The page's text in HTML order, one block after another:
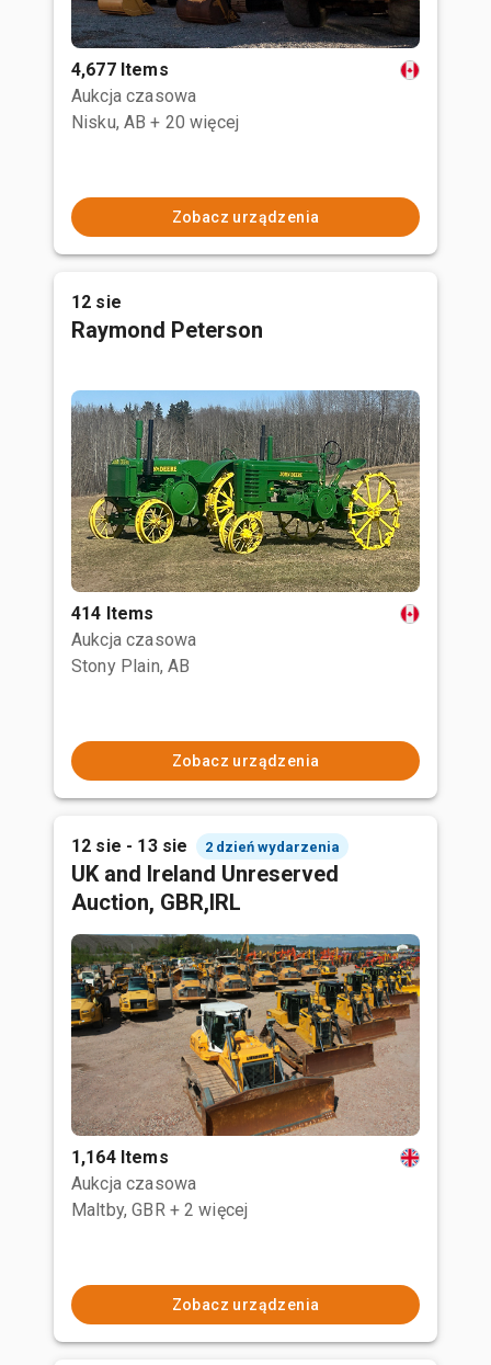
4,677 Items
Aukcja czasowa
Nisku, AB + 20 więcej
Zobacz urządzenia
12 sie
Raymond Peterson
414 Items
Aukcja czasowa
Stony Plain, AB
Zobacz urządzenia
12 sie - 13 sie 2 dzień wydarzenia
UK and Ireland Unreserved
Auction, GBR,IRL
1,164 Items
Aukcja czasowa
Maltby, GBR + 2 więcej
Zobacz urządzenia